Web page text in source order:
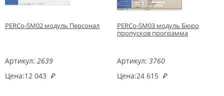
PERCo-SM02 модуль Персонал
Артикул: 2639
Цена:12 043 ₽
PERCo-SM03 модуль Бюро
пропусков программа
Артикул: 3760
Цена:24 615 ₽